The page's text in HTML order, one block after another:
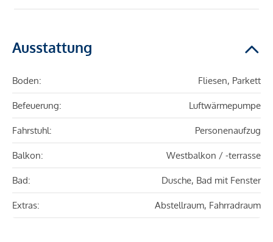
Ausstattung
Boden: Fliesen, Parkett
Befeuerung: Luftwärmepumpe
Fahrstuhl: Personenaufzug
Balkon: Westbalkon / -terrasse
Bad: Dusche, Bad mit Fenster
Extras: Abstellraum, Fahrradraum